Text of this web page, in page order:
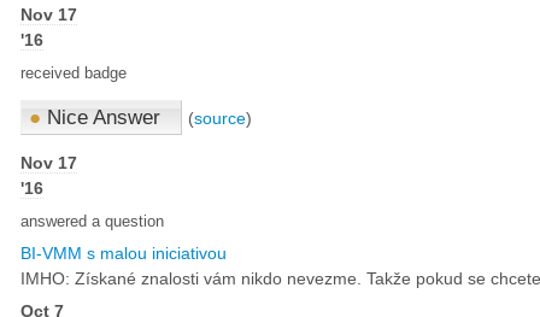
Nov 17
'16
received badge
● Nice Answer (source)
Nov 17
'16
answered a question
BI-VMM s malou iniciativou
IMHO: Získané znalosti vám nikdo nevezme. Takže pokud se
Oct 7